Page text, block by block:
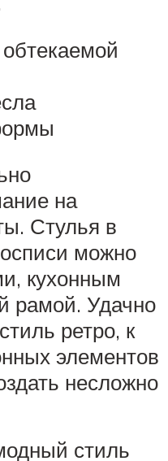
на
Стулья в
можно
кухонным
рамой. Удачно
ретро, к
элементов
несложно
стиль